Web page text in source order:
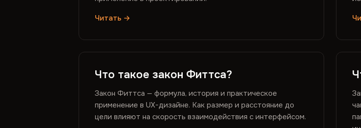
Читать →
Что такое закон Фиттса?
Закон Фиттса — формула, история и практическое
применение в UX-дизайне. Как размер и расстояние до
цели влияют на скорость взаимодействия с интерфейсом.